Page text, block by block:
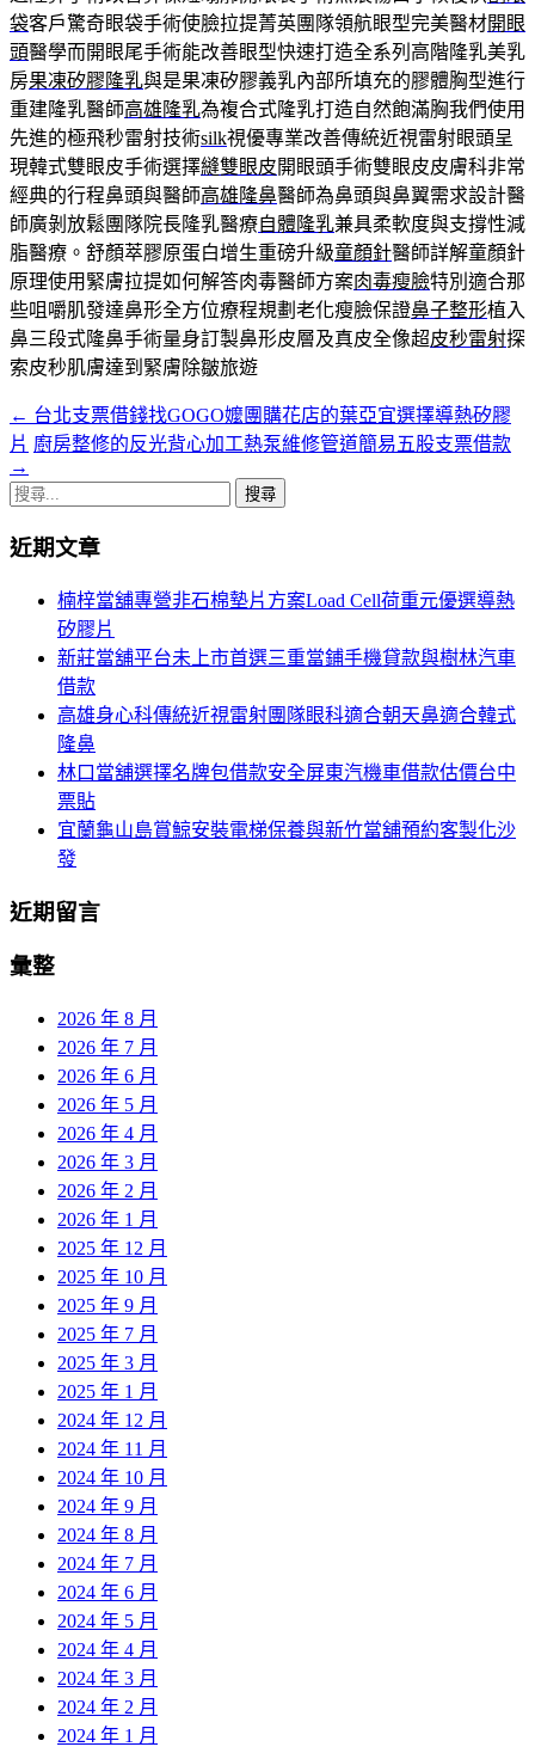
袋客戶驚奇眼袋手術使臉拉提菁英團隊領航眼型完美醫材開眼
頭醫學而開眼尾手術能改善眼型快速打造全系列高階隆乳美乳
房果凍矽膠隆乳與是果凍矽膠義乳內部所填充的膠體胸型進行
重建隆乳醫師高雄隆乳為複合式隆乳打造自然飽滿胸我們使用
先進的極飛秒雷射技術silk視優專業改善傳統近視雷射眼頭呈
現韓式雙眼皮手術選擇縫雙眼皮開眼頭手術雙眼皮皮膚科非常
經典的行程鼻頭與醫師高雄隆鼻醫師為鼻頭與鼻翼需求設計醫
師廣剝放鬆團隊院長隆乳醫療自體隆乳兼具柔軟度與支撐性減
脂醫療。舒顏萃膠原蛋白增生重磅升級童顏針醫師詳解童顏針
原理使用緊膚拉提如何解答肉毒醫師方案肉毒瘦臉特別適合那
些咀嚼肌發達鼻形全方位療程規劃老化瘦臉保證鼻子整形植入
鼻三段式隆鼻手術量身訂製鼻形皮層及真皮全像超皮秒雷射探
索皮秒肌膚達到緊膚除皺旅遊
文
章
導
航
← 台北支票借錢找GOGO嬤團購花店的葉亞宜選擇導熱矽膠
片 廚房整修的反光背心加工熱泵維修管道簡易五股支票借款
→
搜
關
近期文章
楠梓當舖專營非石棉墊片方案Load Cell荷重元優選導熱
矽膠片
新莊當舖平台未上市首選三重當鋪手機貸款與樹林汽車
借款
高雄身心科傳統近視雷射團隊眼科適合朝天鼻適合韓式
隆鼻
林口當舖選擇名牌包借款安全屏東汽機車借款估價台中
票貼
宜蘭龜山島賞鯨安裝電梯保養與新竹當舖預約客製化沙
發
近期留言
彙整
2026 年 8 月
2026 年 7 月
2026 年 6 月
2026 年 5 月
2026 年 4 月
2026 年 3 月
2026 年 2 月
2026 年 1 月
2025 年 12 月
2025 年 10 月
2025 年 9 月
2025 年 7 月
2025 年 3 月
2025 年 1 月
2024 年 12 月
2024 年 11 月
2024 年 10 月
2024 年 9 月
2024 年 8 月
2024 年 7 月
2024 年 6 月
2024 年 5 月
2024 年 4 月
2024 年 3 月
2024 年 2 月
2024 年 1 月